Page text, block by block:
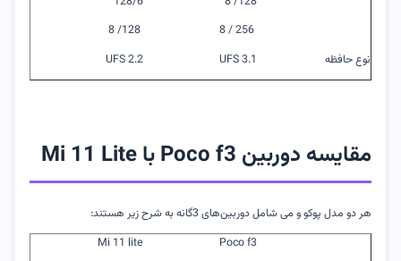
نوع حافظه
UFS 3.1
UFS 2.2
مقایسه دوربین Poco f3باMi 11 Lite
هر دو مدل پوکو و می شامل دوربین‌های 3گانه به شرح زیر هستند:
Poco f3
Mi 11 lite